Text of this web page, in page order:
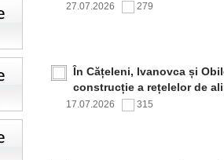
27.07.2026 279
În Cățeleni, Ivanovca și
construcție a rețelelor de
17.07.2026 315